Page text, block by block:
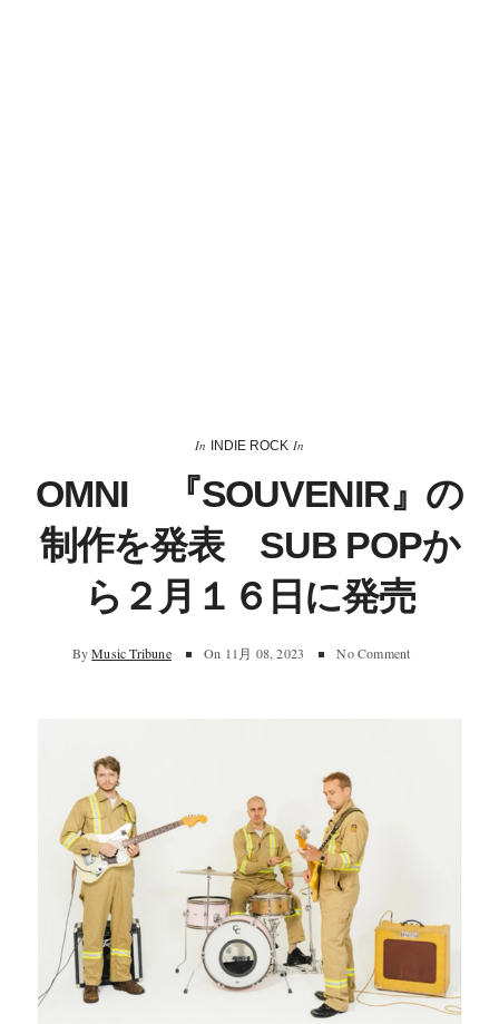
In INDIE ROCK In
OMNI 『SOUVENIR』の
制作を発表 SUB POPか
ら２月１６日に発売
By Music Tribune On 11月 08, 2023 No Comment